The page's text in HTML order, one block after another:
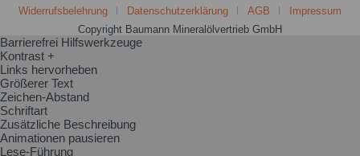
Widerrufsbelehrung Datenschutzerklärung AGB
Impressum
Copyright Baumann Mineralölvertrieb GmbH
Barrierefrei Hilfswerkzeuge
Kontrast +
Links hervorheben
Größerer Text
Zeichen-Abstand
Schriftart
Zusätzliche Beschreibung
Animationen pausieren
Lese-Führung